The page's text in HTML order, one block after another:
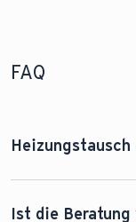
FAQ
saubere Sache. Im
Ist die